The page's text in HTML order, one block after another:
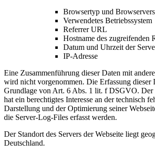
Browsertyp und
Verwendetes Betriebssystem
Referrer URL
Hostname des zugreifenden
Datum und Uhrzeit der
IP-Adresse
Eine Zusammenführung dieser Daten mit
wird nicht vorgenommen. Die Erfassung dieser
Grundlage von Art. 6 Abs. 1 lit. f DSGVO. Der
hat ein berechtigtes Interesse an der technisch
Darstellung und der Optimierung seiner
die Server-Log-Files erfasst werden.
Der Standort des Servers der Webseite liegt
Deutschland.